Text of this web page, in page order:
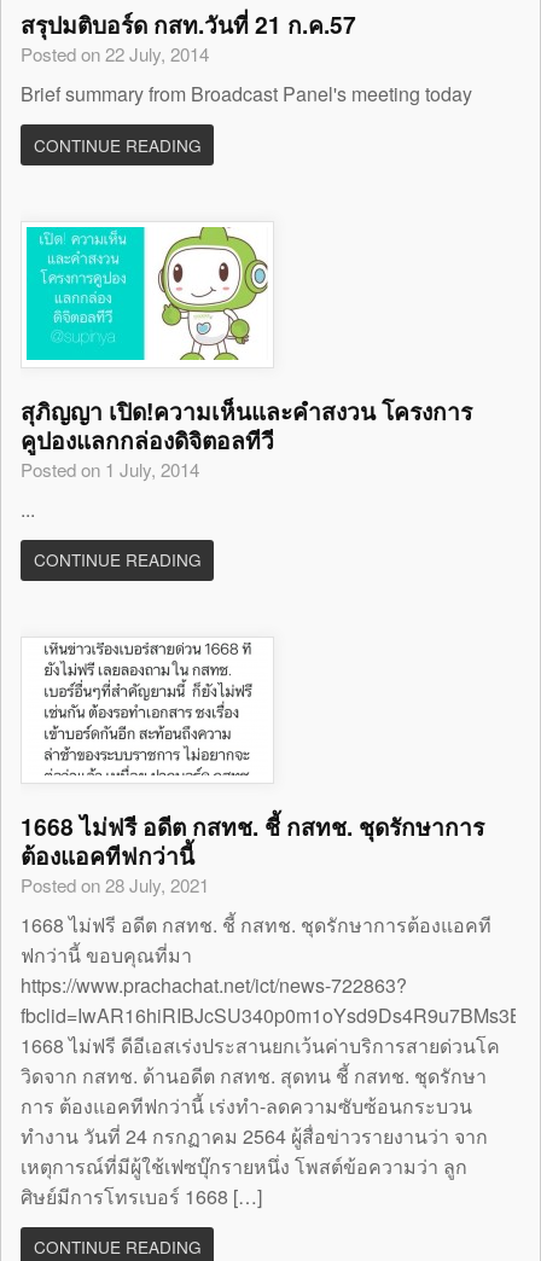
สรุปมติบอร์ด กสท.วันที่ 21 ก.ค.57
Posted on 22 July, 2014
Brief summary from Broadcast Panel's meeting today
CONTINUE READING
สุภิญญา เปิด!ความเห็นและคำสงวน โครงการ
คูปองแลกกล่องดิจิตอลทีวี
Posted on 1 July, 2014
...
CONTINUE READING
1668 ไม่ฟรี อดีต กสทช. ชี้ กสทช. ชุดรักษาการ
ต้องแอคทีฟกว่านี้
Posted on 28 July, 2021
1668 ไม่ฟรี อดีต กสทช. ชี้ กสทช. ชุดรักษาการต้องแอคที
ฟกว่านี้ ขอบคุณที่มา
https://www.prachachat.net/ict/news-722863?
1668 ไม่ฟรี ดีอีเอสเร่งประสานยกเว้นค่าบริการสายด่วนโค
วิดจาก กสทช. ด้านอดีต กสทช. สุดทน ชี้ กสทช. ชุดรักษา
การ ต้องแอคทีฟกว่านี้ เร่งทำ-ลดความซับซ้อนกระบวน
ทำงาน วันที่ 24 กรกฏาคม 2564 ผู้สื่อข่าวรายงานว่า จาก
เหตุการณ์ที่มีผู้ใช้เฟซบุ๊กรายหนึ่ง โพสต์ข้อความว่า ลูก
ศิษย์มีการโทรเบอร์ 1668 […]
CONTINUE READING